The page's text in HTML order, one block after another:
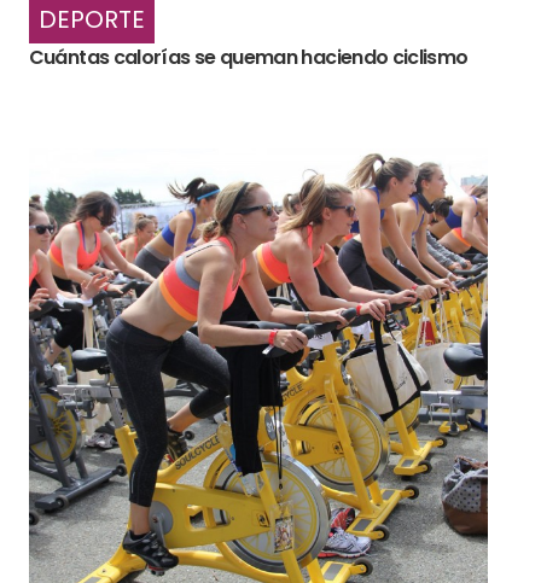
DEPORTE
Cuántas calorías se queman haciendo ciclismo